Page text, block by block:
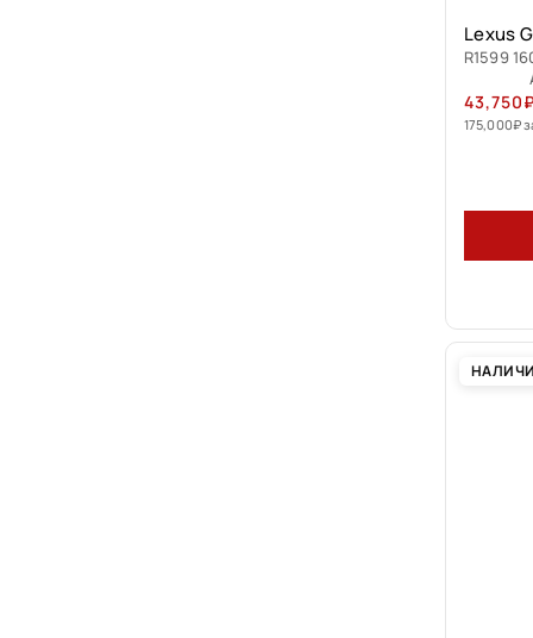
Lexus
R1599
43,750₽
175,000₽